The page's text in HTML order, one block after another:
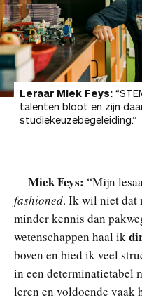
Leraar Miek Feys:
talenten bloot en zijn
studiekeuzebegeleiding.”
Miek Feys: “Mijn
fashioned. Ik wil niet dat
minder kennis dan
wetenschappen haal ik
boven en bied ik veel
in een determinatietabel
leren en voldoende vaak